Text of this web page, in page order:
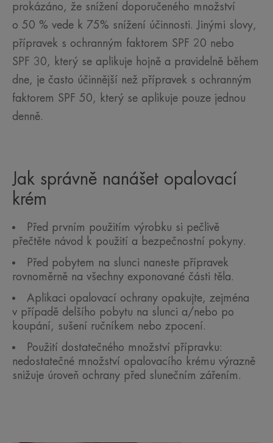
prokázáno, že snížení doporučeného množství
o 50 % vede k 75% snížení účinnosti. Jinými slovy,
přípravek s ochranným faktorem SPF 20 nebo
SPF 30, který se aplikuje hojně a pravidelně během
dne, je často účinnější než přípravek s ochranným
faktorem SPF 50, který se aplikuje pouze jednou
denně.
Jak správně nanášet opalovací
krém
Před prvním použitím výrobku si pečlivě
přečtěte návod k použití a bezpečnostní pokyny.
Před pobytem na slunci naneste přípravek
rovnoměrně na všechny exponované části těla.
Aplikaci opalovací ochrany opakujte, zejména
v případě delšího pobytu na slunci a/nebo po
koupání, sušení ručníkem nebo zpocení.
Použití dostatečného množství přípravku:
nedostatečné množství opalovacího krému výrazně
snižuje úroveň ochrany před slunečním zářením.